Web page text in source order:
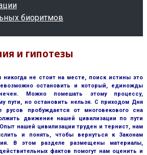
биоритмов
и гипотезы
никогда не стоит на месте, поиск истины это
остановить и который, единожды
Можно помешать этому процессу,
пути, но остановить нельзя. С приходом Дня
русов пробуждается от многовекового сна
движение нашей цивилизации по пути
нашей цивилизации труден и тернист, нам
и понять, чтобы вернуться к Законам
В этом разделе размещены материалы,
фактов помогут нам оценить и